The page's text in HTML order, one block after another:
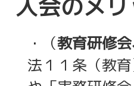
入会のメ
・（教育研修
法１１条（教